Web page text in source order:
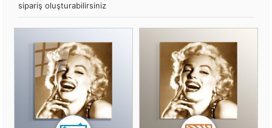
sipariş oluşturabilirsiniz